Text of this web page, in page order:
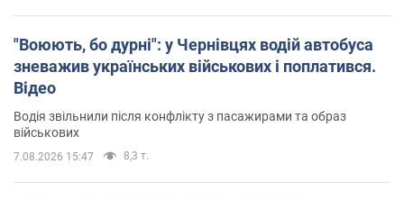
"Воюють, бо дурні": у Чернівцях водій автобуса
зневажив українських військових і поплатився.
Відео
Водія звільнили після конфлікту з пасажирами та образ
військових
7.08.2026 15:47 8,3 т.